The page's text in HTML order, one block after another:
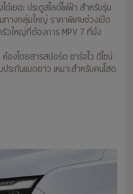
ด้เยอะ ประตูสไลด์ไฟฟ้า สำหรับรุ่น
ทางกลุ่มใหญ่ ราคาพิเศษช่วงเปิด
วใหญ่ที่ต้องการ MPV 7 ที่นั่ง
ห้องโดยสารสปอร์ต ชาร์จไว ดีไซน์
ระกันแบตยาว เหมาะสำหรับคนโสด